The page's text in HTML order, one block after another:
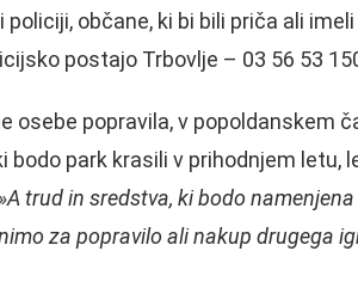
občane, ki bi bili priča ali
postajo Trbovlje – 03 56 53
osebe popravila, v popoldanskem
bodo park krasili v prihodnjem letu,
trud in sredstva, ki bodo
za popravilo ali nakup drugega